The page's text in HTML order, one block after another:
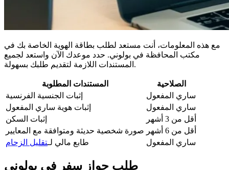
مع هذه المعلومات، أنت مستعد لطلب بطاقة الهوية الخاصة بك في
مكتب المحافظة في بولوني. حدد موعدك الآن واستعد لجميع
المستندات اللازمة لتقديم طلبك بسهولة.
المستندات المطلوبة
الصلاحية
إثبات الجنسية الفرنسية
ساري المفعول
إثبات هوية ساري المفعول
ساري المفعول
إثبات السكن
أقل من 3 أشهر
صورة شخصية حديثة ومتوافقة مع المعايير
أقل من 6 أشهر
طابع مالي لـتقليل الزحام ساري المفعول
طلب جواز سفر في بولوني